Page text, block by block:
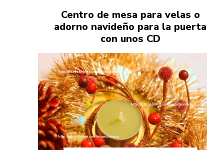
Centro de mesa para velas o
adorno navideño para la puerta
con unos CD